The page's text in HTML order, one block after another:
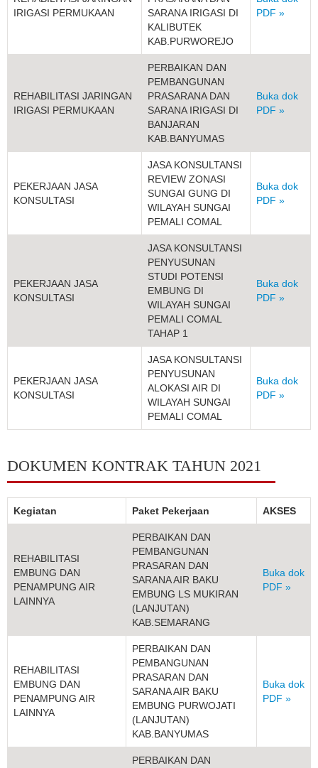
IRIGASI PERMUKAAN
SARANA IRIGASI DI
KALIBUTEK
KAB.PURWOREJO
PDF »
REHABILITASI JARINGAN
IRIGASI PERMUKAAN
PERBAIKAN DAN
PEMBANGUNAN
PRASARANA DAN
SARANA IRIGASI DI
BANJARAN
KAB.BANYUMAS
Buka dok
PDF »
PEKERJAAN JASA
KONSULTASI
JASA KONSULTANSI
REVIEW ZONASI
SUNGAI GUNG DI
WILAYAH SUNGAI
PEMALI COMAL
Buka dok
PDF »
PEKERJAAN JASA
KONSULTASI
JASA KONSULTANSI
PENYUSUNAN
STUDI POTENSI
EMBUNG DI
WILAYAH SUNGAI
PEMALI COMAL
TAHAP 1
Buka dok
PDF »
PEKERJAAN JASA
KONSULTASI
JASA KONSULTANSI
PENYUSUNAN
ALOKASI AIR DI
WILAYAH SUNGAI
PEMALI COMAL
Buka dok
PDF »
DOKUMEN KONTRAK TAHUN 2021
Kegiatan Paket Pekerjaan AKSES
REHABILITASI
EMBUNG DAN
PENAMPUNG AIR
LAINNYA
PERBAIKAN DAN
PEMBANGUNAN
PRASARAN DAN
SARANA AIR BAKU
EMBUNG LS MUKIRAN
(LANJUTAN)
KAB.SEMARANG
Buka dok
PDF »
REHABILITASI
EMBUNG DAN
PENAMPUNG AIR
LAINNYA
PERBAIKAN DAN
PEMBANGUNAN
PRASARAN DAN
SARANA AIR BAKU
EMBUNG PURWOJATI
(LANJUTAN)
KAB.BANYUMAS
Buka dok
PDF »
PERBAIKAN DAN